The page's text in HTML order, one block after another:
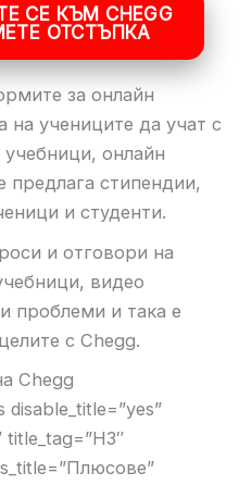
СЕ КЪМ CHEGG
ОТСТЪПКА
за онлайн
на учениците да учат с
онлайн
стипендии,
и студенти.
и отговори на
видео
проблеми и така е
с Chegg.
Chegg